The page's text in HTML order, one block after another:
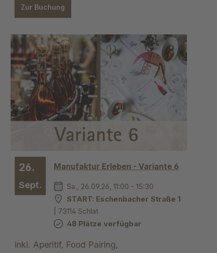
Zur Buchung
26.
Sept.
Manufaktur Erleben - Variante 6
Sa., 26.09.26, 11:00 - 15:30
START: Eschenbacher Straße 1
| 73114 Schlat
48 Plätze verfügbar
inkl. Aperitif, Food Pairing,